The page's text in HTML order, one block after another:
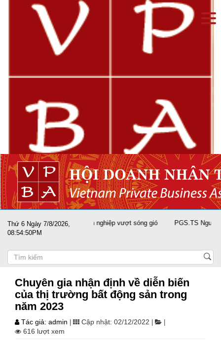
Thứ 6 Ngày 7/8/2026,
08:54:50PM
sát cánh cùng doanh nghiệp vượt sóng gió PGS.TS Nguyễn
Chuyên gia nhận định về diễn biến
của thị trường bất động sản trong
năm 2023
Tác giả: admin Cập nhật: 02/12/2022
616 lượt xem